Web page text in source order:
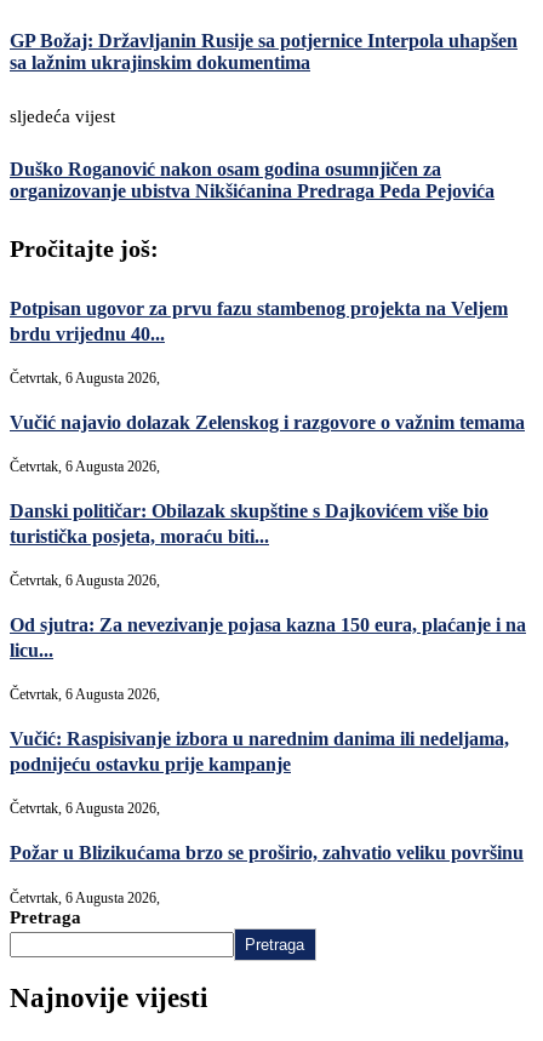
GP Božaj: Državljanin Rusije sa potjernice Interpola uhapšen
sa lažnim ukrajinskim dokumentima
sljedeća vijest
Duško Roganović nakon osam godina osumnjičen za
organizovanje ubistva Nikšićanina Predraga Peda Pejovića
Pročitajte još:
Potpisan ugovor za prvu fazu stambenog projekta na Veljem
brdu vrijednu 40...
Četvrtak, 6 Augusta 2026,
Vučić najavio dolazak Zelenskog i razgovore o važnim temama
Četvrtak, 6 Augusta 2026,
Danski političar: Obilazak skupštine s Dajkovićem više bio
turistička posjeta, moraću biti...
Četvrtak, 6 Augusta 2026,
Od sjutra: Za nevezivanje pojasa kazna 150 eura, plaćanje i na
licu...
Četvrtak, 6 Augusta 2026,
Vučić: Raspisivanje izbora u narednim danima ili nedeljama,
podnijeću ostavku prije kampanje
Četvrtak, 6 Augusta 2026,
Požar u Blizikućama brzo se proširio, zahvatio veliku površinu
Četvrtak, 6 Augusta 2026,
Pretraga
Pretraga
Najnovije vijesti